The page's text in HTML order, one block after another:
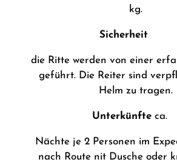
kg.
Sicherheit
die Ritte werden von einer
geführt. Die Reiter sind
Helm zu tragen.
Unterkünfteca.
Nächte je 2 Personen im
nach Route nit Dusche oder